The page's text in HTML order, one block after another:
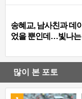
송혜교, 남사친과 데
었을 뿐인데…빛나는
많이 본 포토